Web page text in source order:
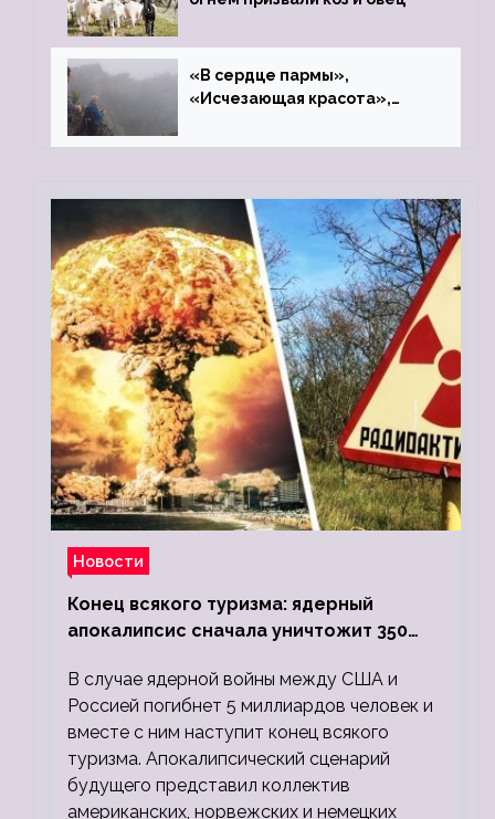
«В сердце пармы»,
«Исчезающая красота»,
Новости
Конец всякого туризма: ядерный
апокалипсис сначала уничтожит 350
людей
В случае ядерной войны между США и
Россией погибнет 5 миллиардов человек и
вместе с ним наступит конец всякого
туризма. Апокалипсический сценарий
будущего представил коллектив
американских, норвежских и немецких